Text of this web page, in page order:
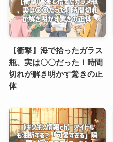
【衝撃】海で拾ったガラス
瓶、実は〇〇だった！時間
切れが解き明かす驚きの正
体